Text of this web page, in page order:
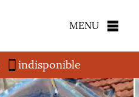
MENU
indisponible